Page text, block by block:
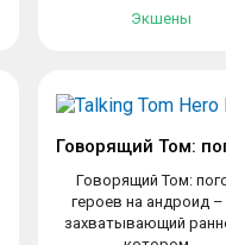
Экшены
Говорящий Том:
героев на андроид –
захватывающий